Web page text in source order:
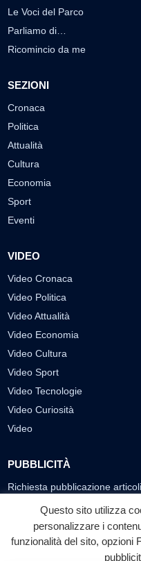
Le Voci del Parco
Parliamo di…
Ricomincio da me
SEZIONI
Cronaca
Politica
Attualità
Cultura
Economia
Sport
Eventi
VIDEO
Video Cronaca
Video Politica
Video Attualità
Video Economia
Video Cultura
Video Sport
Video Tecnologie
Video Curiosità
Video
PUBBLICITÀ
Richiesta pubblicazione
SEGUICI SUI SOCIAL
f
Questo sito utilizza
personalizzare i
funzionalità del sito, opzioni